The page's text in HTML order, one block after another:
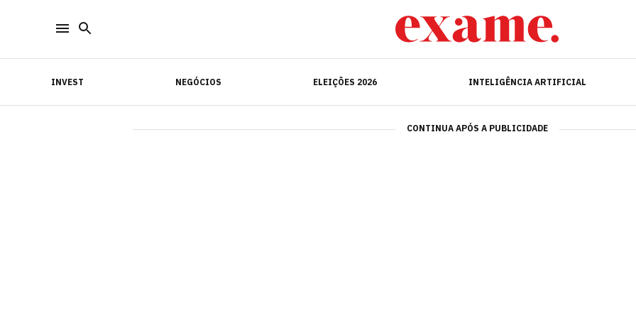
INVEST NEGÓCIOS ELEIÇÕES 2026 INTELIGÊNCIA ARTIFICIAL
INVEST INTELIGÊNCIA ARTIFICIAL
CONTINUA APÓS A PUBLICIDADE